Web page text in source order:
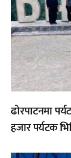
ढोरपाटनमा
हजार पर्यटक